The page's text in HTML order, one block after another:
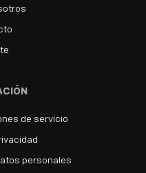
de servicio
personales